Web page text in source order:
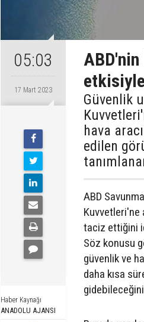
05:03
17 Mart 2023
Haber Kaynağı
ANADOLU AJANSI
ABD'nin
Güvenlik
hava
edilen
ABD
Kuvvetleri'ne
taciz ettiğini
Söz konusu
güvenlik ve
daha kısa